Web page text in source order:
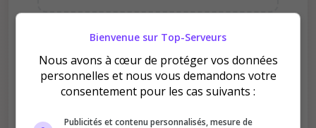
Pourquoi voter pour ~Les
Briseurs De Rêves~ serveur
RP SÉRIEUX dayz fr ps5xps4
?
Bienvenue sur Top-Serveurs
Nous avons à cœur de protéger vos données
personnelles et nous vous demandons votre
consentement pour les cas suivants :
Publicités et contenu personnalisés, mesure de